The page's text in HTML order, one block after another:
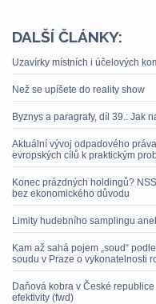
DALŠÍ ČLÁNKY:
Uzavírky místních i účelových
Než se upíšete do reality show
Byznys a paragrafy, díl 39.: Jak
Aktuální vývoj odpadového
evropských cílů k praktickým
Konec prázdných holdingů?
bez ekonomického důvodu
Limity hudebního samplingu
Kam až sahá pojem „soud“
soudu v Praze o vykonatelnosti
Daňová kobra v České
efektivity (fwd)